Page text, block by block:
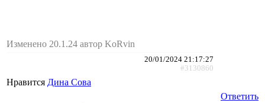
Изменено 20.1.24 автор KoRvin
20/01/2024 21:17:27
#3130860
Нравится Дина Сова
Ответить